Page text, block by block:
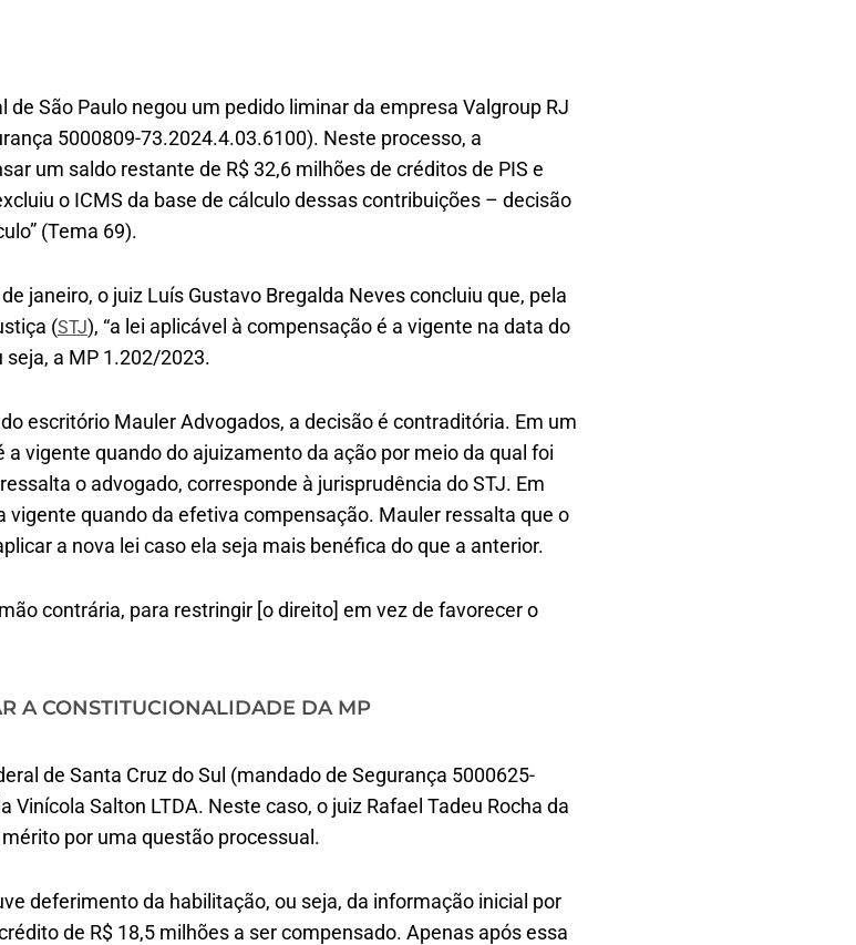
de São Paulo negou um pedido liminar da empresa Valgroup RJ
5000809-73.2024.4.03.6100). Neste processo, a
um saldo restante de R$ 32,6 milhões de créditos de PIS e
o ICMS da base de cálculo dessas contribuições – decisão
(Tema 69).
janeiro, o juiz Luís Gustavo Bregalda Neves concluiu que, pela
(STJ), “a lei aplicável à compensação é a vigente na data do
seja, a MP 1.202/2023.
escritório Mauler Advogados, a decisão é contraditória. Em um
vigente quando do ajuizamento da ação por meio da qual foi
o advogado, corresponde à jurisprudência do STJ. Em
vigente quando da efetiva compensação. Mauler ressalta que o
a nova lei caso ela seja mais benéfica do que a anterior.
contrária, para restringir [o direito] em vez de favorecer o
A CONSTITUCIONALIDADE DA MP
de Santa Cruz do Sul (mandado de Segurança 5000625-
Salton LTDA. Neste caso, o juiz Rafael Tadeu Rocha da
por uma questão processual.
deferimento da habilitação, ou seja, da informação inicial por
de R$ 18,5 milhões a ser compensado. Apenas após essa